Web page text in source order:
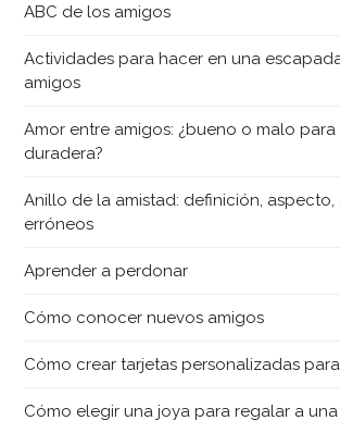
ABC de los amigos
Actividades para hacer en una
amigos
Amor entre amigos: ¿bueno o malo
duradera?
Anillo de la amistad: definición,
erróneos
Aprender a perdonar
Cómo conocer nuevos amigos
Cómo crear tarjetas personalizadas
Cómo elegir una joya para regalar a